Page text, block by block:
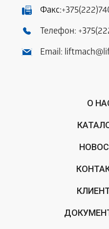
Факс:
Телефон:
Email:
О